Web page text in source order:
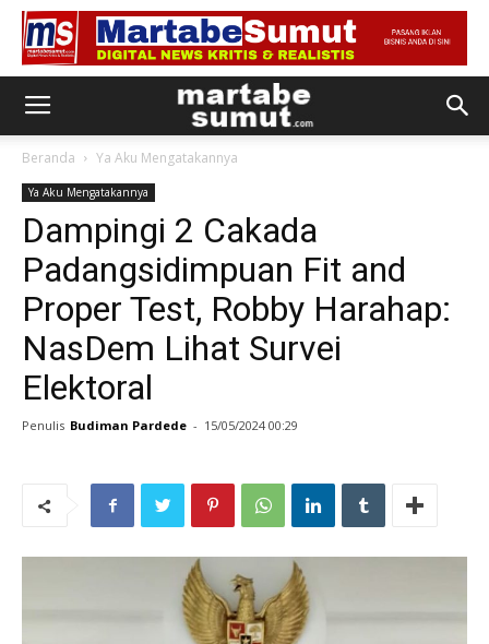
Beranda Ya Aku Mengatakannya
Ya Aku Mengatakannya
Dampingi 2 Cakada
Padangsidimpuan Fit and
Proper Test, Robby Harahap:
NasDem Lihat Survei
Elektoral
Penulis Budiman Pardede - 15/05/2024 00:29